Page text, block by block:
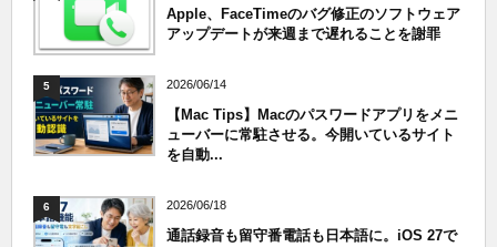
Apple、FaceTimeのバグ修正のソフトウェア
アップデートが来週まで遅れることを謝罪
5 2026/06/14
【Mac Tips】Macのパスワードアプリをメニ
ューバーに常駐させる。今開いているサイト
を自動...
6 2026/06/18
通話録音も留守番電話も日本語に。iOS 27で